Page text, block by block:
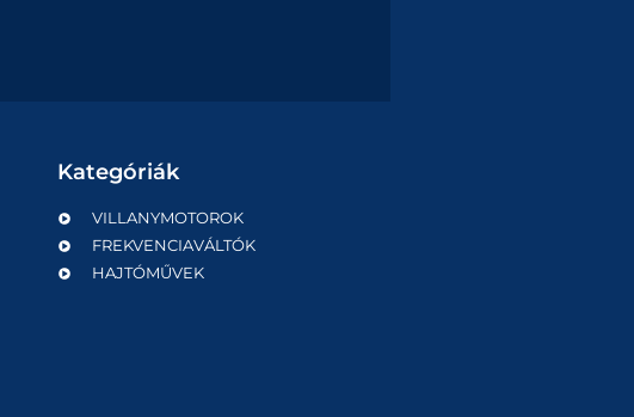
Kategóriák
VILLANYMOTOROK
FREKVENCIAVÁLTÓK
HAJTÓMŰVEK